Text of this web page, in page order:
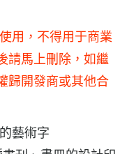
用，不得用于商業
請馬上刪除，如繼
歸開發商或其他合
藝術字